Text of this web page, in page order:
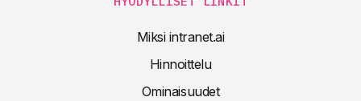
Miksi intranet.ai
Hinnoittelu
Ominaisuudet